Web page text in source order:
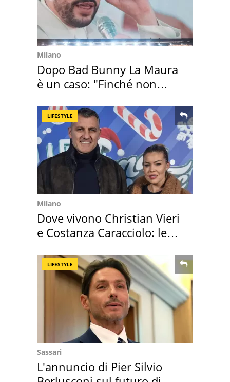
Milano
Dopo Bad Bunny La Maura
è un caso: "Finché non
LIFESTYLE
Milano
Dove vivono Christian Vieri
e Costanza Caracciolo: le
LIFESTYLE
Sassari
L'annuncio di Pier Silvio